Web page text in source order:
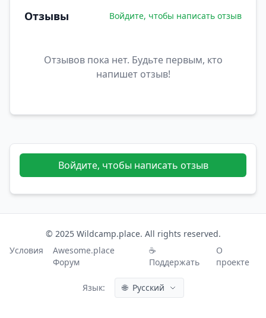
Отзывы Войдите, чтобы написать отзыв
Отзывов пока нет. Будьте первым, кто
напишет отзыв!
Войдите, чтобы написать отзыв
© 2025 Wildcamp.place. All rights reserved.
Условия
Awesome.place
Форум
☕
Поддержать
О
проекте
Язык: 🌐 Русский